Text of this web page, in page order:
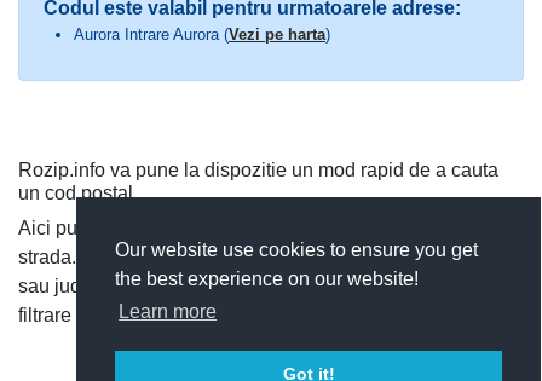
Our website use cookies to ensure you get
the best experience on our website!
Learn more
Got it!
Codul este valabil pentru urmatoarele adrese:
Aurora Intrare Aurora (Vezi pe harta)
Rozip.info va pune la dispozitie un mod rapid de a cauta
un cod postal.
Aici puteti cauta dupa judet si localitate, sau direct dupa
strada. Puteti vedea toate codurile postale dintr-o localitate
sau judet, si cauta rapid un cod postal, utilizand functia de
filtrare a codurilor postale.